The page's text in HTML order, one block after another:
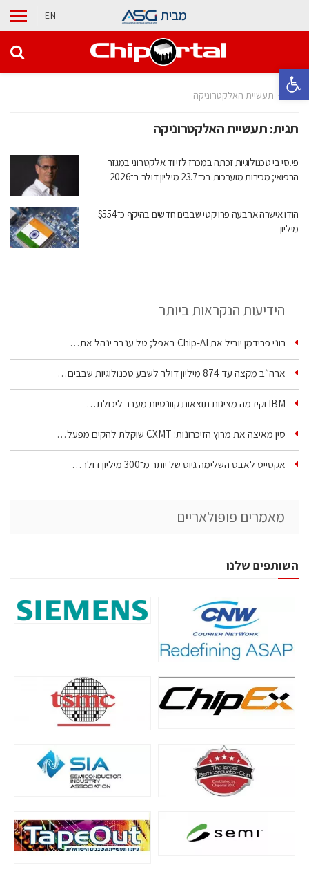
פתח סרגל נגישות
מבית EN
בית תעשיית האלקטרוניקה
תגית:תעשיית האלקטרוניקה
פי.סי.בי טכנולוגיות זכתה במכרז לזיווד אלקטרוני במגזר
הרפואי; מכירות מוערכות בכ־23.7 מיליון דולר ב־2026
הודו אישרה ארבעה פרויקטי שבבים חדשים בהיקף כ־$554
מיליון
הידיעות הנקראות ביותר
רוני פרידמן יוביל את Chip‑AI באפל; טל ענבר ינהל את…
ארה״ב מקצה עד 874 מיליון דולר לשבע טכנולוגיות שבבים…
IBM וקידמה מציגות תוצאות קוונטיות מעבר ליכולת…
סין מאיצה את מרוץ הזיכרונות: CXMT שוקלת להקים מפעל…
אקסייט לאבס השלימה גיוס של יותר מ־300 מיליון דולר…
מאמרים פופולאריים
השותפים שלנו